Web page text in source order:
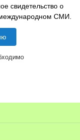
свидетельство о
СМИ.